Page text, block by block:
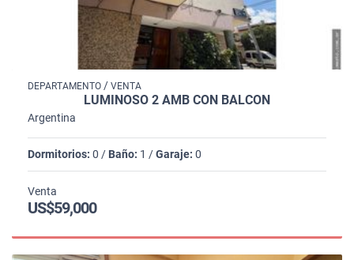
DEPARTAMENTO / VENTA
LUMINOSO 2 AMB CON BALCON
Argentina
Dormitorios: 0 / Baño: 1 /Garaje: 0
Venta
US$59,000